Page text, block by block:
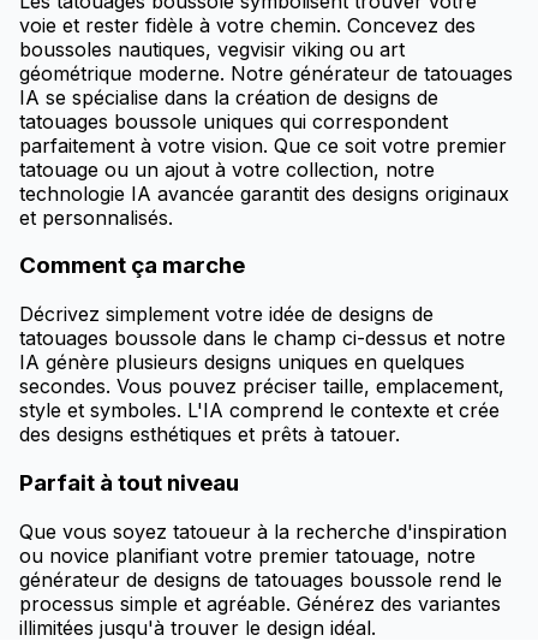
voie et rester fidèle à votre chemin. Concevez des
boussoles nautiques, vegvisir viking ou art
géométrique moderne. Notre générateur de tatouages
IA se spécialise dans la création de designs de
tatouages boussole uniques qui correspondent
parfaitement à votre vision. Que ce soit votre premier
tatouage ou un ajout à votre collection, notre
technologie IA avancée garantit des designs originaux
et personnalisés.
Comment ça marche
Décrivez simplement votre idée de designs de
tatouages boussole dans le champ ci-dessus et notre
IA génère plusieurs designs uniques en quelques
secondes. Vous pouvez préciser taille, emplacement,
style et symboles. L'IA comprend le contexte et crée
des designs esthétiques et prêts à tatouer.
Parfait à tout niveau
Que vous soyez tatoueur à la recherche d'inspiration
ou novice planifiant votre premier tatouage, notre
générateur de designs de tatouages boussole rend le
processus simple et agréable. Générez des variantes
illimitées jusqu'à trouver le design idéal.